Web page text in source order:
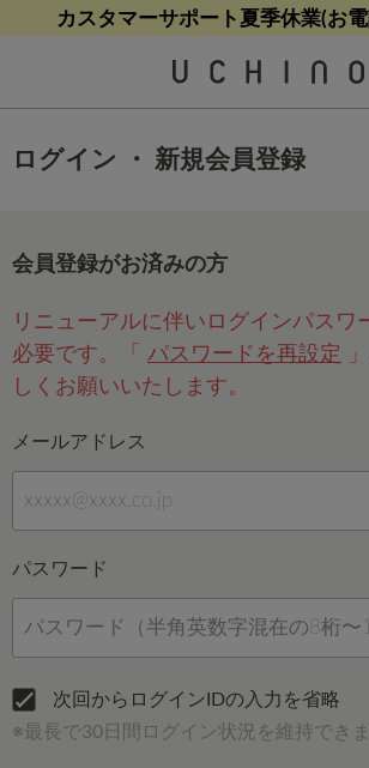
熊本地震等の影響によるお荷物
熊本地震等の影響によるお荷物
ログイン ・ 新規会員登録
会員登録がお済みの方
リニューアルに伴いログインパスワ
必要です。「 パスワードを再設定
しくお願いいたします。
メールアドレス
パスワード
次回からログインIDの入力を省略
※最長で30日間ログイン状況を維持できま